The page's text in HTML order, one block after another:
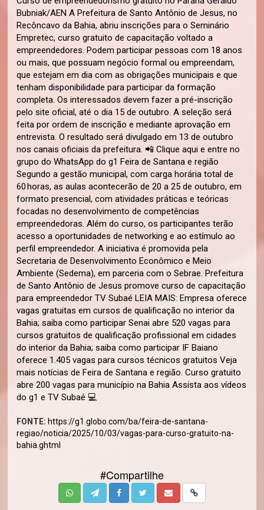
Bubniak/AEN A Prefeitura de Santo Antônio de Jesus, no
Recôncavo da Bahia, abriu inscrições para o Seminário
Empretec, curso gratuito de capacitação voltado a
empreendedores. Podem participar pessoas com 18 anos
ou mais, que possuam negócio formal ou empreendam,
que estejam em dia com as obrigações municipais e que
tenham disponibilidade para participar da formação
completa. Os interessados devem fazer a pré-inscrição
pelo site oficial, até o dia 15 de outubro. A seleção será
feita por ordem de inscrição e mediante aprovação em
entrevista. O resultado será divulgado em 13 de outubro
nos canais oficiais da prefeitura. 📲 Clique aqui e entre no
grupo do WhatsApp do g1 Feira de Santana e região
Segundo a gestão municipal, com carga horária total de
60 horas, as aulas acontecerão de 20 a 25 de outubro, em
formato presencial, com atividades práticas e teóricas
focadas no desenvolvimento de competências
empreendedoras. Além do curso, os participantes terão
acesso a oportunidades de networking e ao estímulo ao
perfil empreendedor. A iniciativa é promovida pela
Secretaria de Desenvolvimento Econômico e Meio
Ambiente (Sedema), em parceria com o Sebrae. Prefeitura
de Santo Antônio de Jesus promove curso de capacitação
para empreendedor TV Subaé LEIA MAIS: Empresa oferece
vagas gratuitas em cursos de qualificação no interior da
Bahia; saiba como participar Senai abre 520 vagas para
cursos gratuitos de qualificação profissional em cidades
do interior da Bahia; saiba como participar IF Baiano
oferece 1.405 vagas para cursos técnicos gratuitos Veja
mais notícias de Feira de Santana e região. Curso gratuito
abre 200 vagas para município na Bahia Assista aos vídeos
do g1 e TV Subaé 💻
FONTE: https://g1.globo.com/ba/feira-de-santana-
regiao/noticia/2025/10/03/vagas-para-curso-gratuito-na-
bahia.ghtml
#Compartilhe